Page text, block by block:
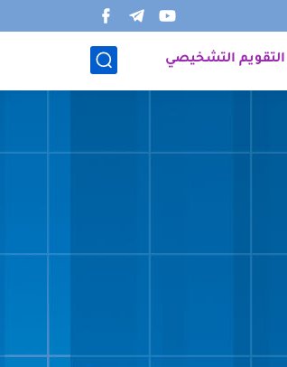
التقويم التشخيصي